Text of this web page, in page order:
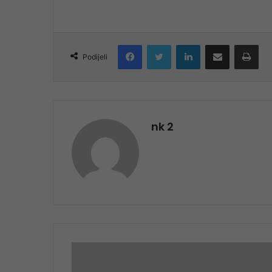
Podijeli
FacebookTwitter LinkedInShare via Email
nk 2